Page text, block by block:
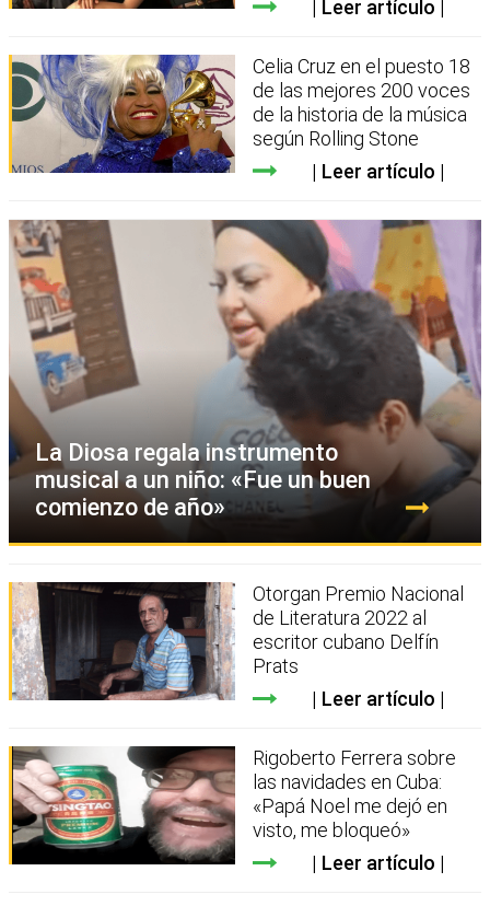
Leer artículo
Celia Cruz en el puesto 18
de las mejores 200 voces
de la historia de la música
según Rolling Stone
Leer artículo
La Diosa regala instrumento
musical a un niño: «Fue un buen
comienzo de año»
Otorgan Premio Nacional
de Literatura 2022 al
escritor cubano Delfín
Prats
Leer artículo
Rigoberto Ferrera sobre
las navidades en Cuba:
«Papá Noel me dejó en
visto, me bloqueó»
Leer artículo